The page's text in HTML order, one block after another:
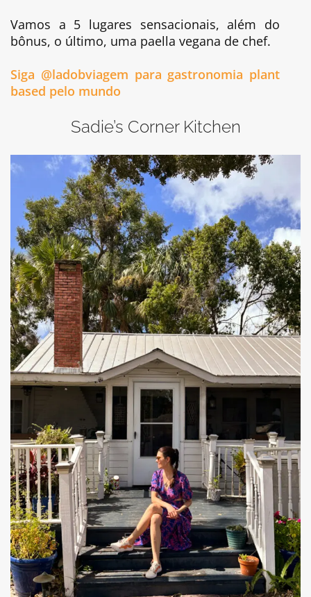
Vamos a 5 lugares sensacionais, além do
bônus, o último, uma paella vegana de chef.
Siga @ladobviagem para gastronomia plant
based pelo mundo
Sadie’s Corner Kitchen